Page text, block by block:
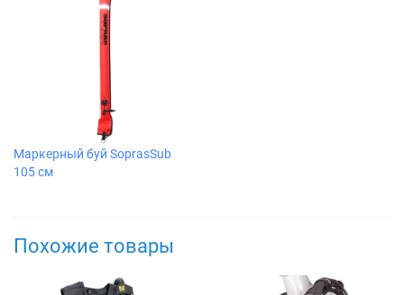
Маркерный буй SoprasSub
105 см
Похожие товары